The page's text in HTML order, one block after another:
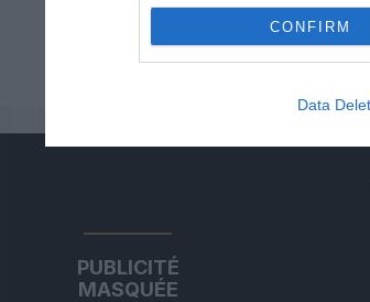
CONFIRM
Data
PUBLICITÉ
MASQUÉE